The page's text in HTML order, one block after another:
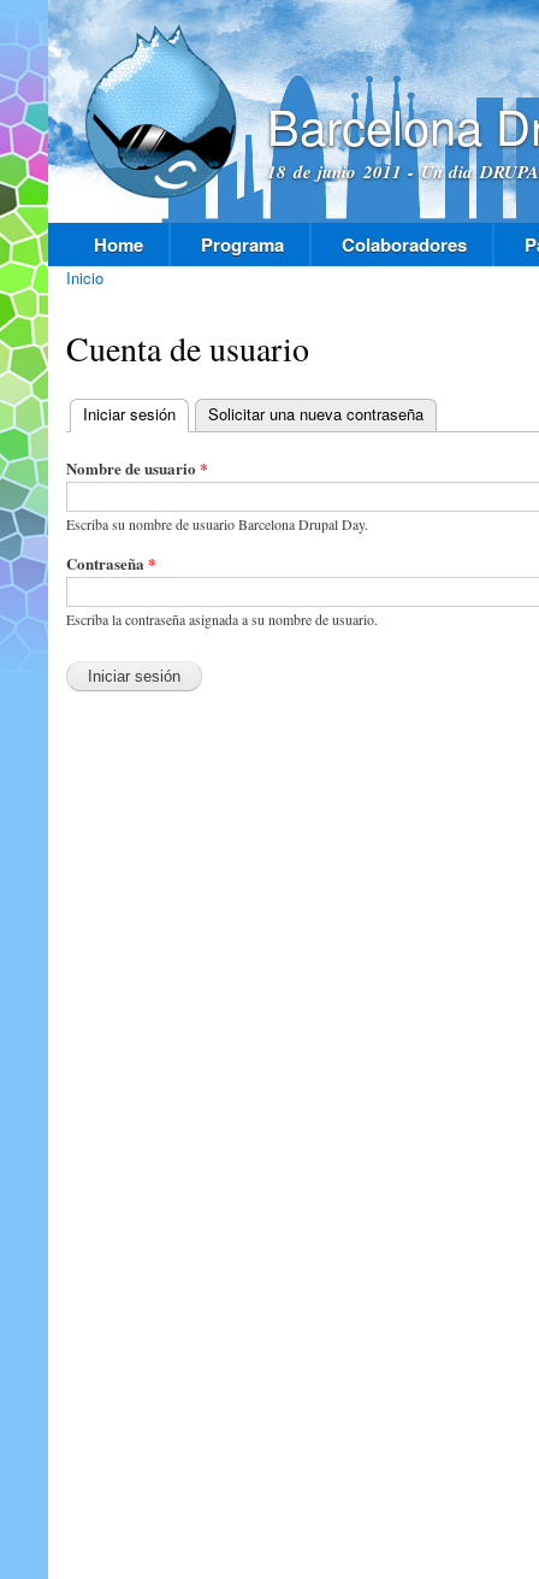
Barcelona
18 de junio 2011 - Un dia
Menú principal
Home Programa Colaboradores
Inicio
Cuenta de usuario
Solapas principales
Iniciar sesión (solapa activa)
Solicitar una nueva contraseña
Nombre de usuario *
Escriba su nombre de usuario Barcelona Drupal Day.
Contraseña *
Escriba la contraseña asignada a su nombre de usuario.